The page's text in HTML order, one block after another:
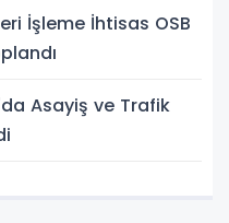
İşleme İhtisas OSB
Asayiş ve Trafik